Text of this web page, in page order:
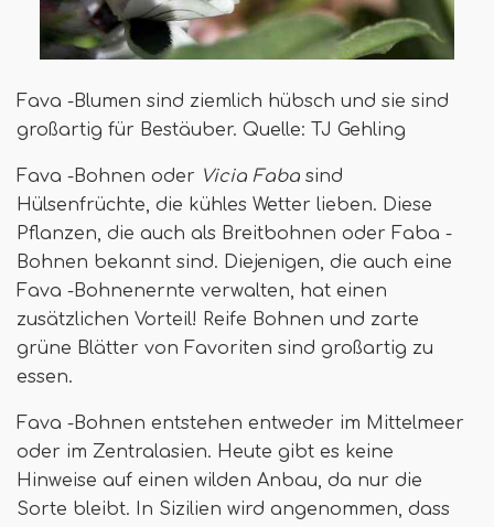
Fava -Blumen sind ziemlich hübsch und sie sind
großartig für Bestäuber. Quelle: TJ Gehling
Fava -Bohnen oder Vicia Faba sind
Hülsenfrüchte, die kühles Wetter lieben. Diese
Pflanzen, die auch als Breitbohnen oder Faba -
Bohnen bekannt sind. Diejenigen, die auch eine
Fava -Bohnenernte verwalten, hat einen
zusätzlichen Vorteil! Reife Bohnen und zarte
grüne Blätter von Favoriten sind großartig zu
essen.
Fava -Bohnen entstehen entweder im Mittelmeer
oder im Zentralasien. Heute gibt es keine
Hinweise auf einen wilden Anbau, da nur die
Sorte bleibt. In Sizilien wird angenommen, dass